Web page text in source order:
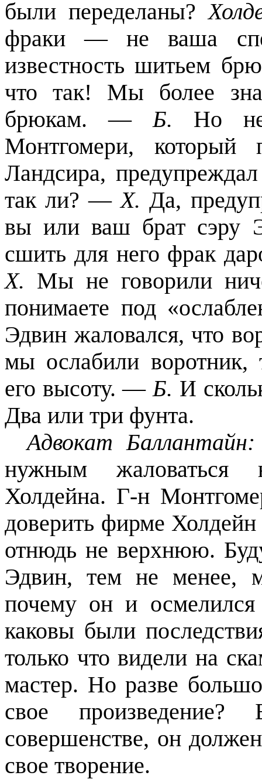
были переделаны?
фраки — не ваша
известность шитьем
что так! Мы более
брюкам. —Б. Но
Монтгомери,
Ландсира,
так ли? —X.Да,
вы или ваш брат сэру
сшить для него фрак
X. Мы не говорили
понимаете под
Эдвин жаловался, что
мы ослабили воротник,
его высоту. —Б. И
Два или три фунта.
Адвокат
нужным жаловаться
Холдейна. Г-н
доверить фирме
отнюдь не верхнюю.
Эдвин, тем не менее,
почему он и
каковы были
только что видели на
мастер. Но разве
свое
совершенстве, он
свое творение.